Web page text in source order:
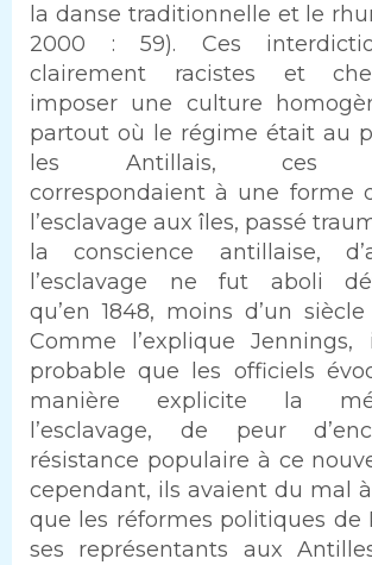
la danse traditionnelle et le
2000 : 59). Ces
clairement racistes et
imposer une culture
partout où le régime était au
les Antillais, ces
correspondaient à une forme
l’esclavage aux îles, passé
la conscience antillaise,
l’esclavage ne fut aboli
qu’en 1848, moins d’un
Comme l’explique
probable que les officiels
manière explicite la
l’esclavage, de peur
résistance populaire à ce
cependant, ils avaient du mal
que les réformes politiques de
ses représentants aux